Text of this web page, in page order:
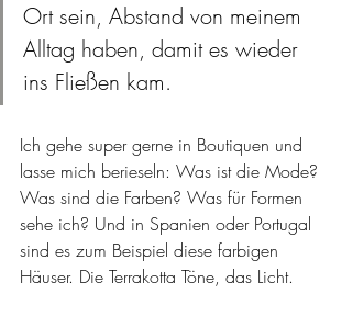
Ort sein, Abstand von meinem
Alltag haben, damit es wieder
ins Fließen kam.
Ich gehe super gerne in Boutiquen und
lasse mich berieseln: Was ist die Mode?
Was sind die Farben? Was für Formen
sehe ich? Und in Spanien oder Portugal
sind es zum Beispiel diese farbigen
Häuser. Die Terrakotta Töne, das Licht.